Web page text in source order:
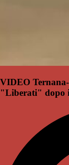
VIDEO
"Liberati" dopo